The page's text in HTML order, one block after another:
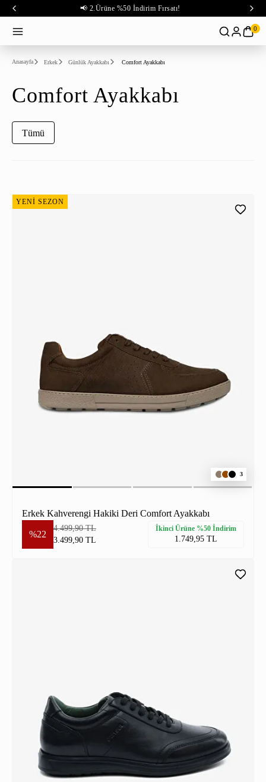
📢 2.Ürüne %50 İndirim Fırsatı!
0
Anasayfa Erkek Günlük Ayakkabı Comfort Ayakkabı
Comfort Ayakkabı
Tümü
YENİ SEZON
3
Erkek Kahverengi Hakiki Deri Comfort Ayakkabı
%22
4.499,90 TL
3.499,90 TL
İkinci Ürüne %50 İndirim
1.749,95 TL